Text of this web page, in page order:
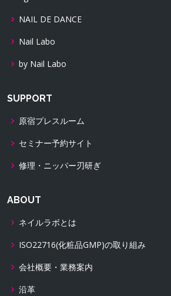
NAIL DE DANCE
Nail Labo
by Nail Labo
SUPPORT
原宿プレスルーム
セミナー予約サイト
修理・ニッパー刃研ぎ
ABOUT
ネイルラボとは
ISO22716(化粧品GMP)の取り組み
会社概要・業務案内
沿革